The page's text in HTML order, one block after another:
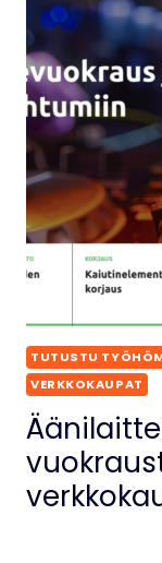
TUTUSTU
VERKKOKAUPAT